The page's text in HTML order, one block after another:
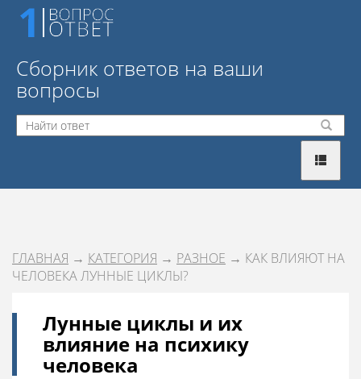
Сборник ответов на ваши
вопросы
ГЛАВНАЯ → КАТЕГОРИЯ → РАЗНОЕ → КАК ВЛИЯЮТ НА
ЧЕЛОВЕКА ЛУННЫЕ ЦИКЛЫ?
Лунные циклы и их
влияние на психику
человека